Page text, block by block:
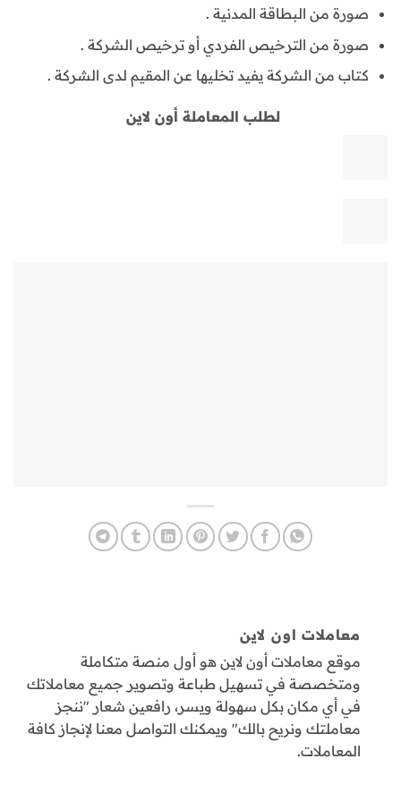
صورة من البطاقة المدنية .
صورة من الترخيص الفردي أو ترخيص الشركة .
كتاب من الشركة يفيد تخليها عن المقيم لدى الشركة .
لطلب المعاملة أون لاين
معاملات اون لاين
موقع معاملات أون لاين هو أول منصة متكاملة
ومتخصصة في تسهيل طباعة وتصوير جميع معاملاتك
في أي مكان بكل سهولة ويسر، رافعين شعار "ننجز
معاملتك ونريح بالك" ويمكنك التواصل معنا لإنجاز كافة
المعاملات.